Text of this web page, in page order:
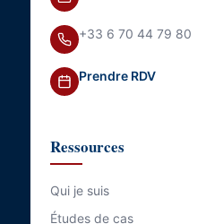
+33 6 70 44 79 80
Prendre RDV
Ressources
Qui je suis
Études de cas